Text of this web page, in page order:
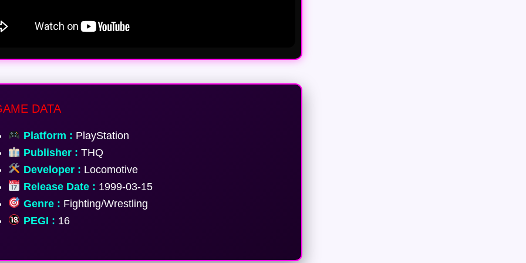
DATA
Platform : PlayStation
Publisher : THQ
Developer : Locomotive
Release Date : 1999-03-15
Genre : Fighting/Wrestling
PEGI : 16